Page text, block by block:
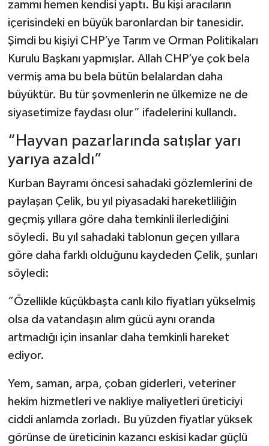
zammı hemen kendisi yaptı. Bu kişi aracıların
içerisindeki en büyük baronlardan bir tanesidir.
Şimdi bu kişiyi CHP’ye Tarım ve Orman Politikaları
Kurulu Başkanı yapmışlar. Allah CHP’ye çok bela
vermiş ama bu bela bütün belalardan daha
büyüktür. Bu tür şovmenlerin ne ülkemize ne de
siyasetimize faydası olur” ifadelerini kullandı.
“Hayvan pazarlarında satışlar yarı
yarıya azaldı”
Kurban Bayramı öncesi sahadaki gözlemlerini de
paylaşan Çelik, bu yıl piyasadaki hareketliliğin
geçmiş yıllara göre daha temkinli ilerlediğini
söyledi. Bu yıl sahadaki tablonun geçen yıllara
göre daha farklı olduğunu kaydeden Çelik, şunları
söyledi:
“Özellikle küçükbaşta canlı kilo fiyatları yükselmiş
olsa da vatandaşın alım gücü aynı oranda
artmadığı için insanlar daha temkinli hareket
ediyor.
Yem, saman, arpa, çoban giderleri, veteriner
hekim hizmetleri ve nakliye maliyetleri üreticiyi
ciddi anlamda zorladı. Bu yüzden fiyatlar yüksek
görünse de üreticinin kazancı eskisi kadar güçlü